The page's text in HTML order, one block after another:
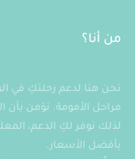
لهذا
اختيار
الخيارات
على
صفحة
من أنا؟
نحن هنا لدعم رحلتكِ في
مراحل الأمومة. نؤمن بأن
لذلك نوفر لكِ الدعم،
بأفضل الأسعار.